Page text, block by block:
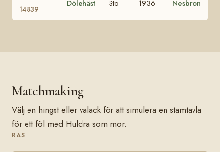
14839
Dölehäst Sto 1936 Nesbron
Matchmaking
Välj en hingst eller valack för att simulera en stamtavla
för ett föl med Huldra som mor.
RAS